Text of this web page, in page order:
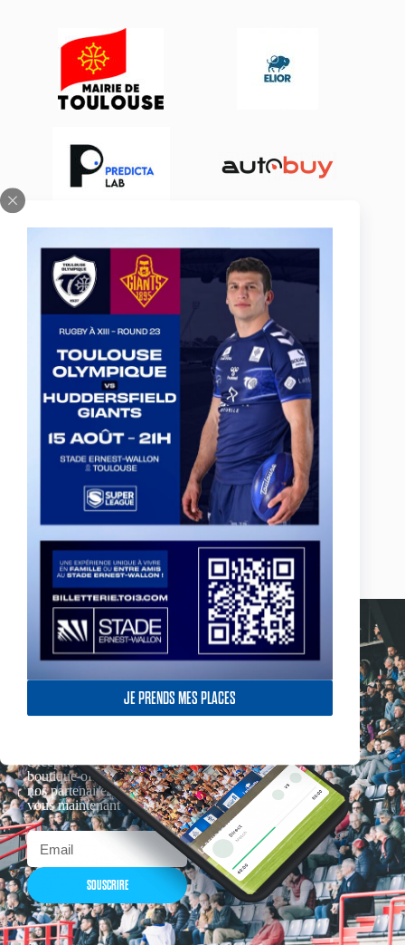
JE PRENDS MES PLACES
exceptionnelles dans la
boutique officielles & chez
nos partenaires… Inscrivez-
vous maintenant
SOUSCRIRE